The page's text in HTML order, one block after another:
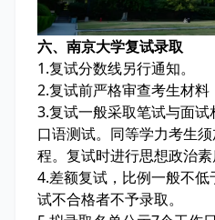
六、南京大学复试录取
1.复试分数线另行通知。
2.复试前严格审查考生材料
3.复试一般采取笔试与面
口语测试。同等学力考生
程。复试时进行思想政治素
4.差额复试，比例一般不
试不合格者不予录取。